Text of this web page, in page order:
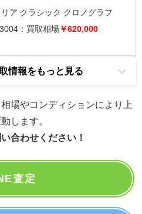
リア クラシック クロノグラフ
：買取相場￥620,000
情報をもっと見る
場やコンディションにより上
します。
合わせください！
査定